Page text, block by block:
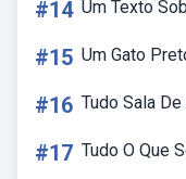
#14 Um Texto
#15 Um Gato
#16 Tudo Sala
#17 Tudo O Que